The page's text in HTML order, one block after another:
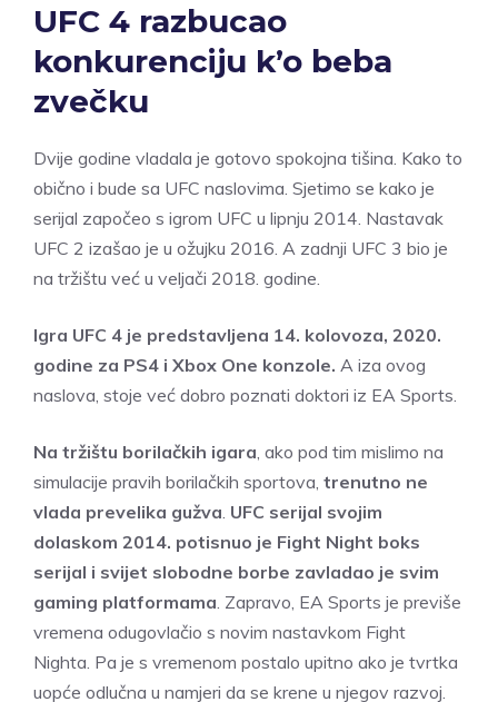
UFC 4 razbucao
konkurenciju k’o beba
zvečku
Dvije godine vladala je gotovo spokojna tišina. Kako to
obično i bude sa UFC naslovima. Sjetimo se kako je
serijal započeo s igrom UFC u lipnju 2014. Nastavak
UFC 2 izašao je u ožujku 2016. A zadnji UFC 3 bio je
na tržištu već u veljači 2018. godine.
Igra UFC 4 je predstavljena 14. kolovoza, 2020.
godine za PS4 i Xbox One konzole. A iza ovog
naslova, stoje već dobro poznati doktori iz EA Sports.
Na tržištu borilačkih igara , ako pod tim mislimo na
simulacije pravih borilačkih sportova, trenutno ne
vlada prevelika gužva UFC serijal svojim
dolaskom 2014. potisnuo je Fight Night boks
serijal i svijet slobodne borbe zavladao je svim
gaming platformama . Zapravo, EA Sports je previše
vremena odugovlačio s novim nastavkom Fight
Nighta. Pa je s vremenom postalo upitno ako je tvrtka
uopće odlučna u namjeri da se krene u njegov razvoj.